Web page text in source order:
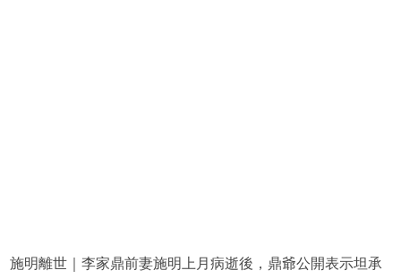
施明離世｜李家鼎前妻施明上月病逝後，鼎爺公開表示坦承